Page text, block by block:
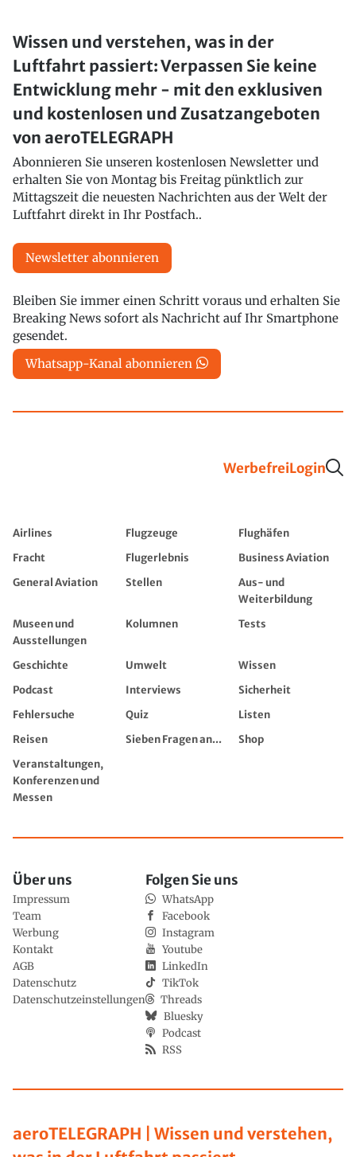
Wissen und verstehen, was in der
Luftfahrt passiert: Verpassen Sie keine
Entwicklung mehr - mit den exklusiven
und kostenlosen und Zusatzangeboten
von aeroTELEGRAPH
Abonnieren Sie unseren kostenlosen Newsletter und
erhalten Sie von Montag bis Freitag pünktlich zur
Mittagszeit die neuesten Nachrichten aus der Welt der
Luftfahrt direkt in Ihr Postfach..
Newsletter abonnieren
Bleiben Sie immer einen Schritt voraus und erhalten Sie
Breaking News sofort als Nachricht auf Ihr Smartphone
gesendet.
Whatsapp-Kanal abonnieren
WerbefreiLogin
Airlines Flugzeuge
Flughäfen
Fracht
Flugerlebnis
Business Aviation
General Aviation
Stellen
Aus- und
Weiterbildung
Museen und
Ausstellungen
Kolumnen Tests
Geschichte Umwelt
Wissen
Podcast
Interviews
Sicherheit
Fehlersuche
Quiz
Listen
Reisen
Sieben Fragen an...
Shop
Veranstaltungen,
Konferenzen und
Messen
aeroTELEGRAPH | Wissen und verstehen,
Über uns
Impressum
Team
Werbung
Kontakt
AGB
Datenschutz
Datenschutzeinstellungen
Folgen Sie uns
WhatsApp
Facebook
Instagram
Youtube
LinkedIn
TikTok
Threads
Bluesky
Podcast
RSS